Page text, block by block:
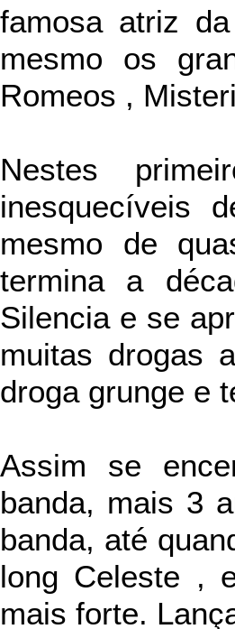
famosa atriz
mesmo os
Romeos ,
Nestes
inesquecíveis
mesmo de
termina a
Silencia e se
muitas drogas
droga grunge e
Assim se
banda, mais 3
banda, até
long Celeste ,
mais forte.